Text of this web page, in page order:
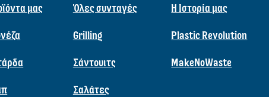
μας Όλες συνταγές
Grilling
Σάντουιτς
Σαλάτες
Η Ιστορία μας
Plastic Revolution
MakeNoWaste